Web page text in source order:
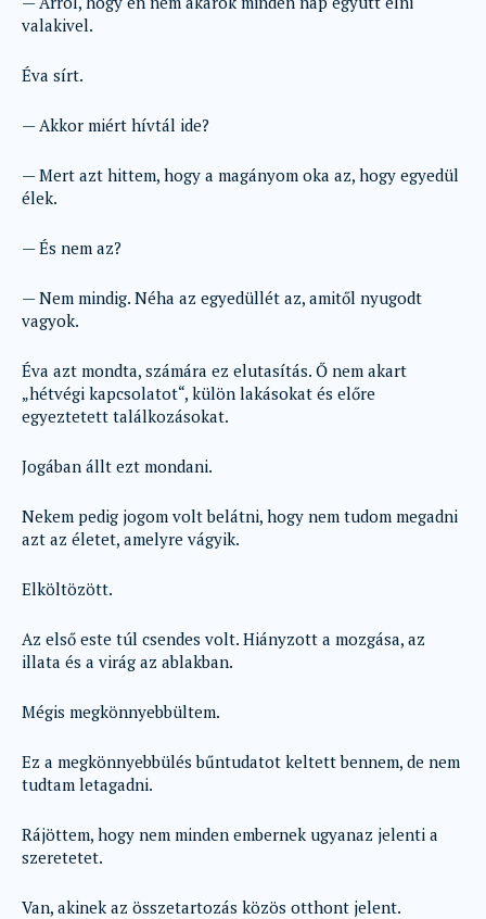
valakivel.
Éva sírt.
— Akkor miért hívtál ide?
— Mert azt hittem, hogy a magányom oka az, hogy egyedül
élek.
— És nem az?
— Nem mindig. Néha az egyedüllét az, amitől nyugodt
vagyok.
Éva azt mondta, számára ez elutasítás. Ő nem akart
„hétvégi kapcsolatot“, külön lakásokat és előre
egyeztetett találkozásokat.
Jogában állt ezt mondani.
Nekem pedig jogom volt belátni, hogy nem tudom megadni
azt az életet, amelyre vágyik.
Elköltözött.
Az első este túl csendes volt. Hiányzott a mozgása, az
illata és a virág az ablakban.
Mégis megkönnyebbültem.
Ez a megkönnyebbülés bűntudatot keltett bennem, de nem
tudtam letagadni.
Rájöttem, hogy nem minden embernek ugyanaz jelenti a
szeretetet.
Van, akinek az összetartozás közös otthont jelent.